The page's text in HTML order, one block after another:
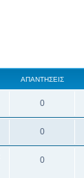
ΑΠΑΝΤΉΣΕΙΣ
0
0
0